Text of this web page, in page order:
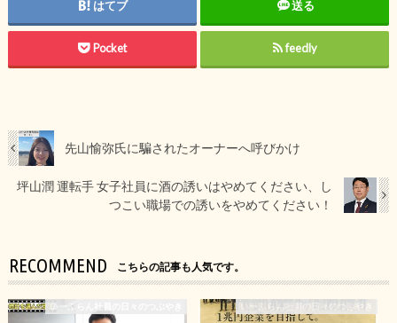
はてブ 送る
Pocket feedly
先山愉弥氏に騙されたオーナーへ呼びかけ
坪山潤 運転手 女子社員に酒の誘いはやめてください、し
つこい職場での誘いをやめてください！
RECOMMEND こちらの記事も人気です。
いーふらん社員の日々のつぶやき いーふらん社員の日々のつぶやき